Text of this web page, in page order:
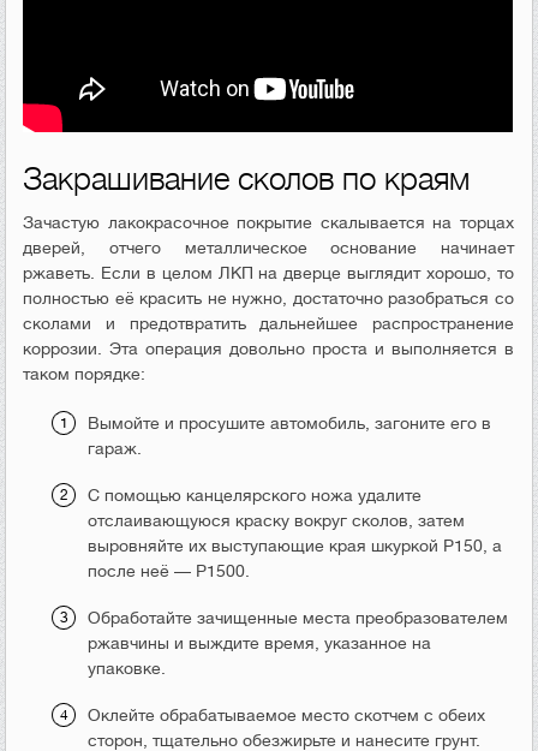
Закрашивание сколов по краям
Зачастую лакокрасочное покрытие скалывается на торцах
дверей, отчего металлическое основание начинает
ржаветь. Если в целом ЛКП на дверце выглядит хорошо, то
полностью её красить не нужно, достаточно разобраться со
сколами и предотвратить дальнейшее распространение
коррозии. Эта операция довольно проста и выполняется в
таком порядке:
Вымойте и просушите автомобиль, загоните его в
гараж.
С помощью канцелярского ножа удалите
отслаивающуюся краску вокруг сколов, затем
выровняйте их выступающие края шкуркой Р150, а
после неё — Р1500.
Обработайте зачищенные места преобразователем
ржавчины и выждите время, указанное на
упаковке.
Оклейте обрабатываемое место скотчем с обеих
сторон, тщательно обезжирьте и нанесите грунт.